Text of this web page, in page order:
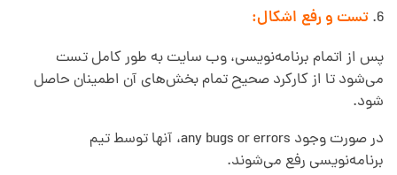
تست و رفع اشکال:
پس از اتمام برنامه‌نویسی، وب سایت به طور کامل تست
می‌شود تا از کارکرد صحیح تمام بخش‌های آن اطمینان حاصل
شود.
در صورت وجود any bugs or errors، آنها توسط تیم
برنامه‌نویسی رفع می‌شوند.